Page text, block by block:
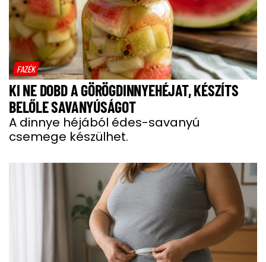
FAZÉK
KI NE DOBD A GÖRÖGDINNYEHÉJAT, KÉSZÍTS
BELŐLE SAVANYÚSÁGOT
A dinnye héjából édes-savanyú
csemege készülhet.